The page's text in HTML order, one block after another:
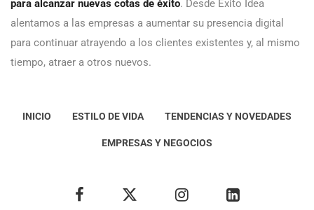
para alcanzar nuevas cotas de éxito. Desde Éxito Idea
alentamos a las empresas a aumentar su presencia digital
para continuar atrayendo a los clientes existentes y, al mismo
tiempo, atraer a otros nuevos.
INICIO ESTILO DE VIDA TENDENCIAS Y NOVEDADES
EMPRESAS Y NEGOCIOS